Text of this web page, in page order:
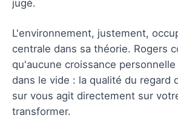
jugé.
L'environnement, justement,
centrale dans sa théorie. Rogers
qu'aucune croissance
dans le vide : la qualité du regard
sur vous agit directement sur
transformer.